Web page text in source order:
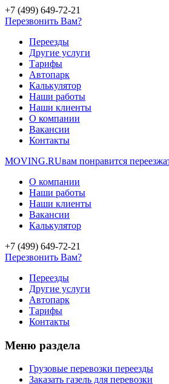
+7 (499) 649-72-21
Перезвонить Вам?
Переезды
Другие услуги
Тарифы
Автопарк
Калькулятор
Наши работы
Наши клиенты
О компании
Вакансии
Контакты
MOVING.RUвам понравится
О компании
Наши работы
Наши клиенты
Вакансии
Калькулятор
+7 (499) 649-72-21
Перезвонить Вам?
Переезды
Другие услуги
Автопарк
Тарифы
Контакты
Меню раздела
Грузовые перевозки переезды
Заказать газель для перевозки